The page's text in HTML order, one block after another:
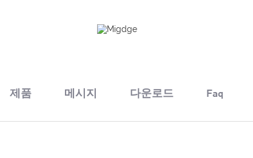
제품 메시지 다운로드 Faq